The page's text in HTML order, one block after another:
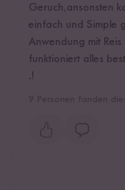
Geruch,ansonsten
einfach und Simple
Anwendung mit
funktioniert alles
.!